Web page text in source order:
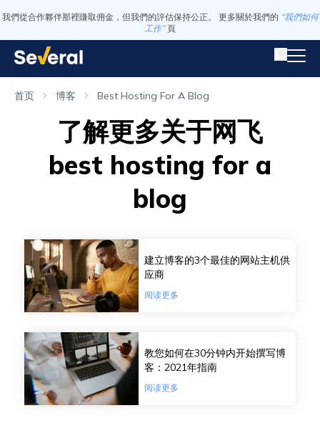
我們從合作夥伴那裡賺取佣金，但我們的評估保持公正。 更多關於我們的 “我們如何
工作” 頁
首页 博客 Best Hosting For A Blog
了解更多关于网飞
best hosting for a
blog
建立博客的3个最佳的网站主机供
应商
阅读更多
教您如何在30分钟内开始撰写博
客：2021年指南
阅读更多